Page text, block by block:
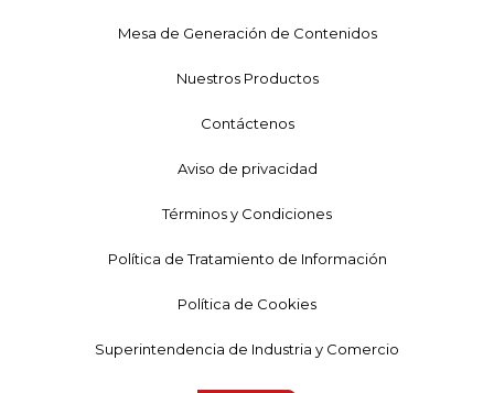
Mesa de Generación de Contenidos
Nuestros Productos
Contáctenos
Aviso de privacidad
Términos y Condiciones
Política de Tratamiento de Información
Política de Cookies
Superintendencia de Industria y Comercio